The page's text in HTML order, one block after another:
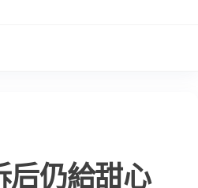
后仍給甜心